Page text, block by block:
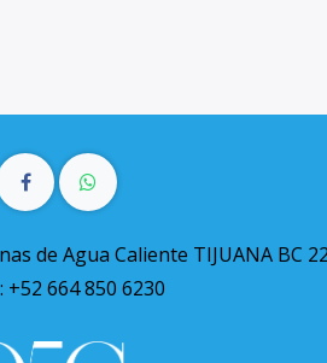
de Agua Caliente TIJUANA BC
664 850 6230